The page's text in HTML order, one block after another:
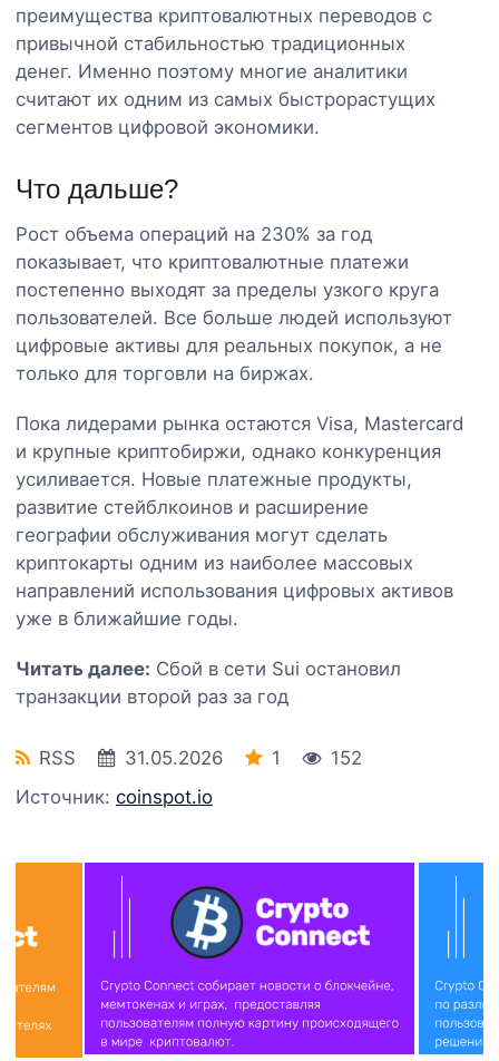
преимущества криптовалютных переводов с
привычной стабильностью традиционных
денег. Именно поэтому многие аналитики
считают их одним из самых быстрорастущих
сегментов цифровой экономики.
Что дальше?
Рост объема операций на 230% за год
показывает, что криптовалютные платежи
постепенно выходят за пределы узкого круга
пользователей. Все больше людей используют
цифровые активы для реальных покупок, а не
только для торговли на биржах.
Пока лидерами рынка остаются Visa, Mastercard
и крупные криптобиржи, однако конкуренция
усиливается. Новые платежные продукты,
развитие стейблкоинов и расширение
географии обслуживания могут сделать
криптокарты одним из наиболее массовых
направлений использования цифровых активов
уже в ближайшие годы.
Читать далее: Сбой в сети Sui остановил
транзакции второй раз за год
RSS 31.05.2026 1
152
Источник: coinspot.io